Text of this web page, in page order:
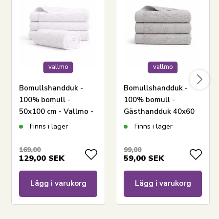
LÄGG I VARUKORGEN
Läs vår handduksguide
Se vårt utbud av handdukspaket
Se vårt stora utbud av badrumsaccessoarer
Har du frågor om produkten?
vallmo
Bomullshandduk -
100% bomull -
50x100 cm - Vallmo -
Vit Finns i lager
169,00
129,00 SEK
Lägg i varukorg
vallmo
Bomullshandduk -
100% bomull -
Gästhandduk 40x60
cm - Vallmo - Ljusgrå
Finns i lager
99,00
59,00 SEK
Lägg i varukorg